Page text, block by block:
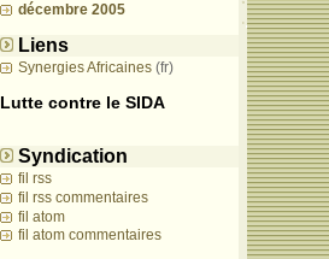
décembre 2005
Liens
Synergies Africaines
Lutte contre le SIDA
Syndication
fil rss
fil rss commentaires
fil atom
fil atom commentaires